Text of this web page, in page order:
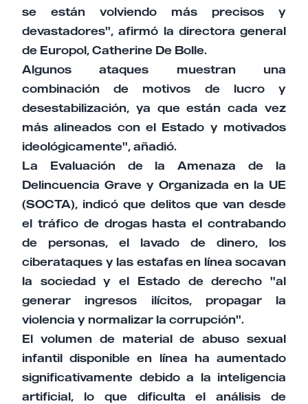
se están volviendo más precisos y
devastadores", afirmó la directora general
de Europol, Catherine De Bolle.
Algunos ataques muestran una
combinación de motivos de lucro y
desestabilización, ya que están cada vez
más alineados con el Estado y motivados
ideológicamente", añadió.
La Evaluación de la Amenaza de la
Delincuencia Grave y Organizada en la UE
(SOCTA), indicó que delitos que van desde
el tráfico de drogas hasta el contrabando
de personas, el lavado de dinero, los
ciberataques y las estafas en línea socavan
la sociedad y el Estado de derecho "al
generar ingresos ilícitos, propagar la
violencia y normalizar la corrupción".
El volumen de material de abuso sexual
infantil disponible en línea ha aumentado
significativamente debido a la inteligencia
artificial, lo que dificulta el análisis de